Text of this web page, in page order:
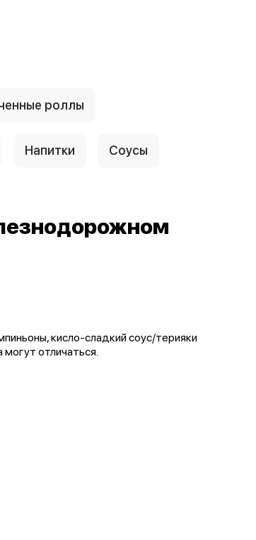
роллы
Напитки Соусы
кисло-сладкий соус/терияки
отличаться.